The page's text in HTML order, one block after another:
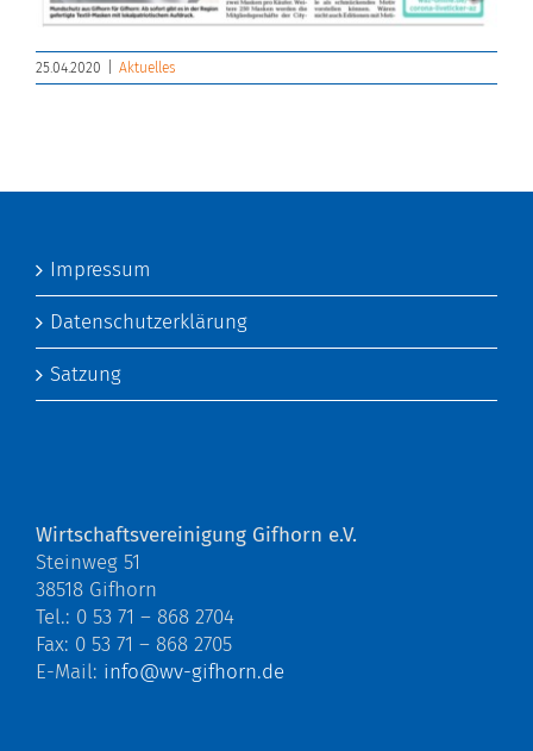
25.04.2020 Aktuelles
Impressum
Datenschutzerklärung
Satzung
Wirtschaftsvereinigung Gifhorn e.V.
Steinweg 51
38518 Gifhorn
Tel.: 0 53 71 – 868 2704
Fax: 0 53 71 – 868 2705
E-Mail: info@wv-gifhorn.de